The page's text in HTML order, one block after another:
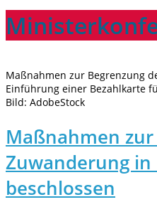
Maßnahmen zur Begrenzung
Einführung einer Bezahlkarte
Bild: AdobeStock
Maßnahmen
Zuwanderung
beschlossen